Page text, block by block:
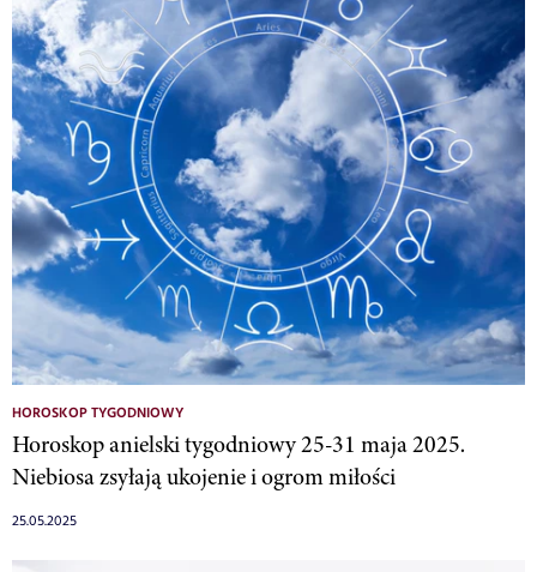
HOROSKOP TYGODNIOWY
Horoskop anielski tygodniowy 25-31 maja 2025.
Niebiosa zsyłają ukojenie i ogrom miłości
25.05.2025